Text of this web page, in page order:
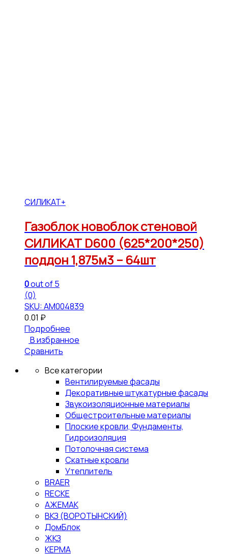
СИЛИКАТ+
Газоблок новоблок стеновой
СИЛИКАТ D600 (625*200*250)
поддон 1,875м3 – 64шт
0out of 5
(0)
SKU: АМ004839
0.01 ₽
Подробнее
В избранное
Сравнить
Все категории
Вентилируемые фасады
Декоративные штукатурные фасады
Звукоизоляционные материалы
Общестроительные материалы
Плоские кровли, Фундаменты,
Гидроизоляция
Потолочная система
Скатные кровли
Утеплитель
BRAER
RECKE
АЖЕМАК
ВКЗ (ВОРОТЫНСКИЙ)
ДомБлок
ЖКЗ
КЕРМА